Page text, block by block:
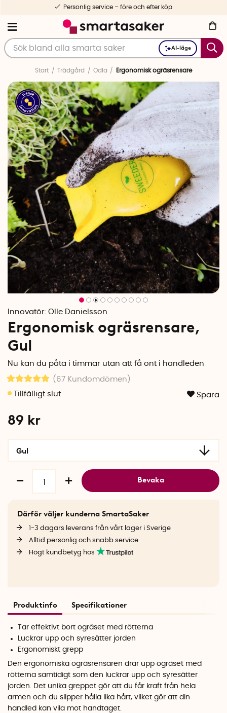
AI-läge
Personlig service – före och efter köp
Start Trädgård Odla Ergonomisk ogräsrensare
Innovatör: Olle Danielsson
Ergonomisk ogräsrensare,
Gul
Nu kan du påta i timmar utan att få ont i handleden
(67 Kundomdömen )
Spara
89 kr
Gul
Bevaka
Därför väljer kunderna SmartaSaker
1-3 dagars leverans från vårt lager i Sverige
Alltid personlig och snabb service
Högt kundbetyg hos
Produktinfo Specifikationer
Tar effektivt bort ogräset med rötterna
Luckrar upp och syresätter jorden
Ergonomiskt grepp
Den ergonomiska ogräsrensaren drar upp ogräset med
rötterna samtidigt som den luckrar upp och syresätter
jorden. Det unika greppet gör att du får kraft från hela
armen och du slipper hålla lika hårt, vilket gör att din
handled kan vila mot handtaget.